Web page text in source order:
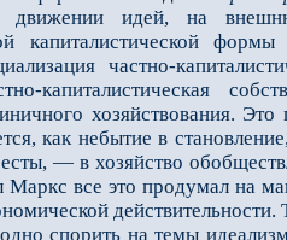
идей, на
капиталистической
частно-
капиталистическая
хозяйствования.
как небытие в
— в хозяйство
Маркс все это продумал на
действительности.
спорить на темы